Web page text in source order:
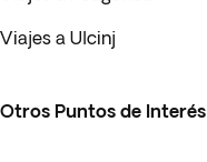
Viajes a Ulcinj
Otros Puntos de Interés